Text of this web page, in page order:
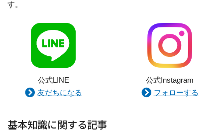
す。
公式LINE
友だちになる
公式Instagram
フォローする
基本知識に関する記事